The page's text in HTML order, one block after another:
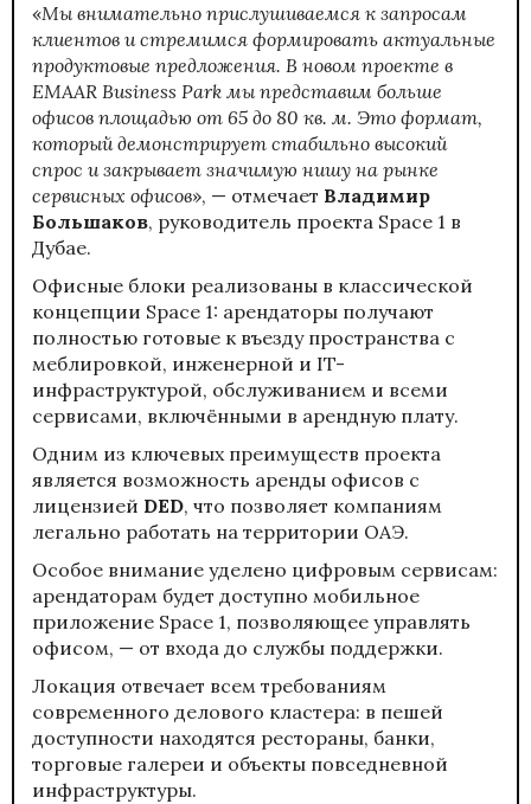
«Мы внимательно прислушиваемся к запросам
клиентов и стремимся формировать актуальные
продуктовые предложения. В новом проекте в
EMAAR Business Park мы представим больше
офисов площадью от 65 до 80 кв. м. Это формат,
который демонстрирует стабильно высокий
спрос и закрывает значимую нишу на рынке
сервисных офисов», — отмечает Владимир
Большаков, руководитель проекта Space 1 в
Дубае.
Офисные блоки реализованы в классической
концепции Space 1: арендаторы получают
полностью готовые к въезду пространства с
меблировкой, инженерной и IT-
инфраструктурой, обслуживанием и всеми
сервисами, включёнными в арендную плату.
Одним из ключевых преимуществ проекта
является возможность аренды офисов с
лицензией DED, что позволяет компаниям
легально работать на территории ОАЭ.
Особое внимание уделено цифровым сервисам:
арендаторам будет доступно мобильное
приложение Space 1, позволяющее управлять
офисом, — от входа до службы поддержки.
Локация отвечает всем требованиям
современного делового кластера: в пешей
доступности находятся рестораны, банки,
торговые галереи и объекты повседневной
инфраструктуры.